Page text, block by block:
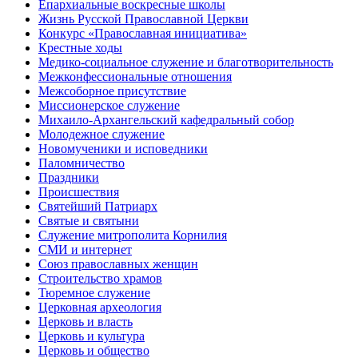
Епархиальные воскресные школы
Жизнь Русской Православной Церкви
Конкурс «Православная инициатива»
Крестные ходы
Медико-социальное служение и благотворительность
Межконфессиональные отношения
Межсоборное присутствие
Миссионерское служение
Михаило-Архангельский кафедральный собор
Молодежное служение
Новомученики и исповедники
Паломничество
Праздники
Происшествия
Святейший Патриарх
Святые и святыни
Служение митрополита Корнилия
СМИ и интернет
Союз православных женщин
Строительство храмов
Тюремное служение
Церковная археология
Церковь и власть
Церковь и культура
Церковь и общество